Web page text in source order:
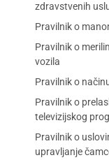
zdravstvenih
Pravilnik o
Pravilnik o
vozila
Pravilnik o
Pravilnik o
televizijskog
Pravilnik o
upravljanje